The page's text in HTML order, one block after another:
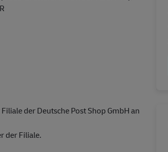
der Deutsche Post Shop GmbH an
der Filiale.